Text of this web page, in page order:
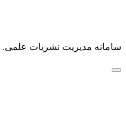
سامانه مدیریت نشریات علمی.